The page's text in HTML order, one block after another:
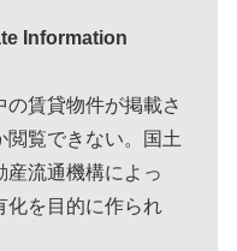
Information
賃貸物件が掲載さ
閲覧できない。国土
産流通機構によっ
化を目的に作られ